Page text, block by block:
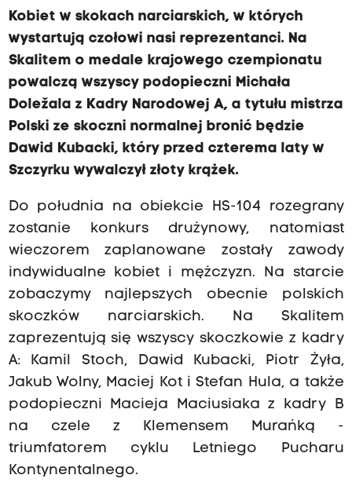
Kobiet w skokach narciarskich, w których
wystartują czołowi nasi reprezentanci. Na
Skalitem o medale krajowego czempionatu
powalczą wszyscy podopieczni Michała
Doležala z Kadry Narodowej A, a tytułu mistrza
Polski ze skoczni normalnej bronić będzie
Dawid Kubacki, który przed czterema laty w
Szczyrku wywalczył złoty krążek.
Do południa na obiekcie HS-104 rozegrany
zostanie konkurs drużynowy, natomiast
wieczorem zaplanowane zostały zawody
indywidualne kobiet i mężczyzn. Na starcie
zobaczymy najlepszych obecnie polskich
skoczków narciarskich. Na Skalitem
zaprezentują się wszyscy skoczkowie z kadry
A: Kamil Stoch, Dawid Kubacki, Piotr Żyła,
Jakub Wolny, Maciej Kot i Stefan Hula, a także
podopieczni Macieja Maciusiaka z kadry B
na czele z Klemensem Murańką -
triumfatorem cyklu Letniego Pucharu
Kontynentalnego.